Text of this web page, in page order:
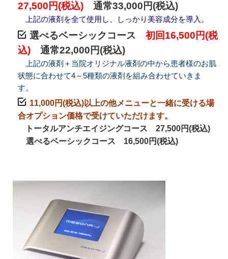
27,500円(税込)通常33,000円(税込)
上記の液剤を全て使用し、しっかり美容成分を導入。
選べるベーシックコース 初回16,500円(税
込)通常22,000円(税込)
上記の液剤＋当院オリジナル液剤の中から患者様のお肌
状態に合わせて4～5種類の液剤を組み合わせていきま
す。
11,000円(税込)以上の他メニューと一緒に受ける場
合オプション価格で受けていただけます。
トータルアンチエイジングコース 27,500円(税込)
選べるベーシックコース 16,500円(税込)